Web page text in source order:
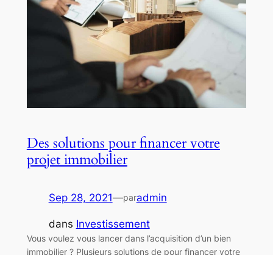
Des solutions pour financer votre
projet immobilier
Sep 28, 2021—paradmin
dans Investissement
Vous voulez vous lancer dans l’acquisition d’un bien
immobilier ? Plusieurs solutions de pour financer votre